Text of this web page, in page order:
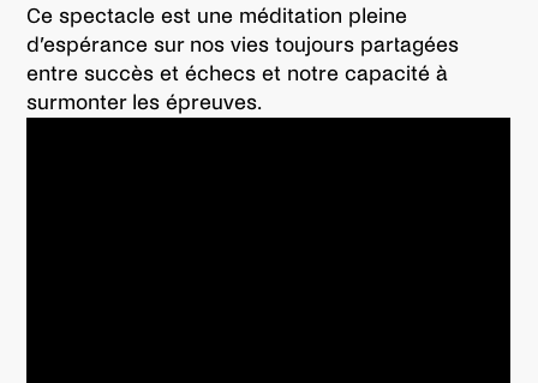
Ce spectacle est une méditation pleine
d’espérance sur nos vies toujours partagées
entre succès et échecs et notre capacité à
surmonter les épreuves.